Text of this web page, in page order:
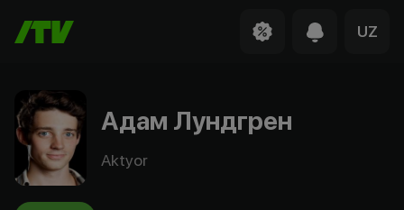
UZ
Адам Лундгрен
Aktyor